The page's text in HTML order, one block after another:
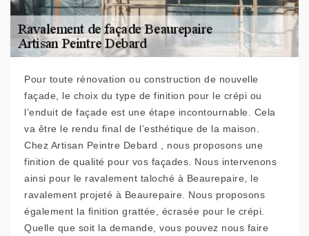
Pour toute rénovation ou construction de nouvelle
façade, le choix du type de finition pour le crépi ou
l’enduit de façade est une étape incontournable. Cela
va être le rendu final de l’esthétique de la maison.
Chez Artisan Peintre Debard , nous proposons une
finition de qualité pour vos façades. Nous intervenons
ainsi pour le ravalement taloché à Beaurepaire, le
ravalement projeté à Beaurepaire. Nous proposons
également la finition grattée, écrasée pour le crépi.
Quelle que soit la demande, vous pouvez nous faire